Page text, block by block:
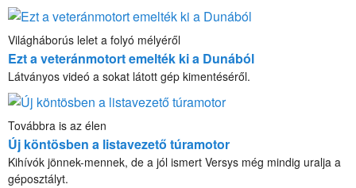
Világháborús lelet a folyó mélyéről
Ezt a veteránmotort emelték ki a Dunából
Látványos videó a sokat látott gép kimentéséről.
Továbbra is az élen
Új köntösben a listavezető túramotor
Kihívók jönnek-mennek, de a jól ismert Versys még mindig uralja a
géposztályt.